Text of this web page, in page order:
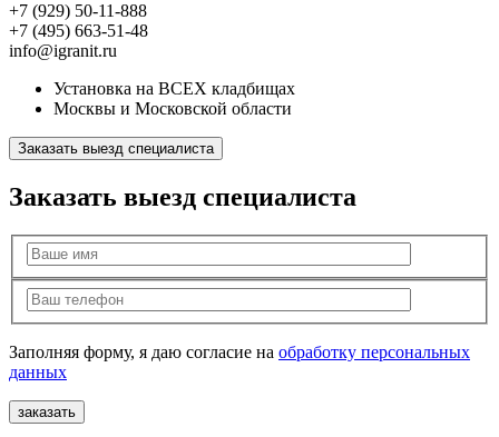
+7 (929) 50-11-888
+7 (495) 663-51-48
info@igranit.ru
Установка на ВСЕХ кладбищах
Москвы и Московской области
Заказать выезд специалиста
Заказать выезд специалиста
Заполняя форму, я даю согласие на обработку персональных
данных